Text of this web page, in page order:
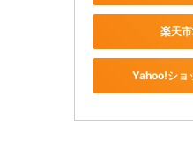
楽天
Yahoo!ショ